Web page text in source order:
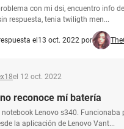
con mi dsi, encuentro info
respuesta, tenia twiligth men...
el 13 oct. 2022 por
el 12 oct. 2022
reconoce mí batería
notebook Lenovo s340. Funcionaba
la aplicación de Lenovo Vant...